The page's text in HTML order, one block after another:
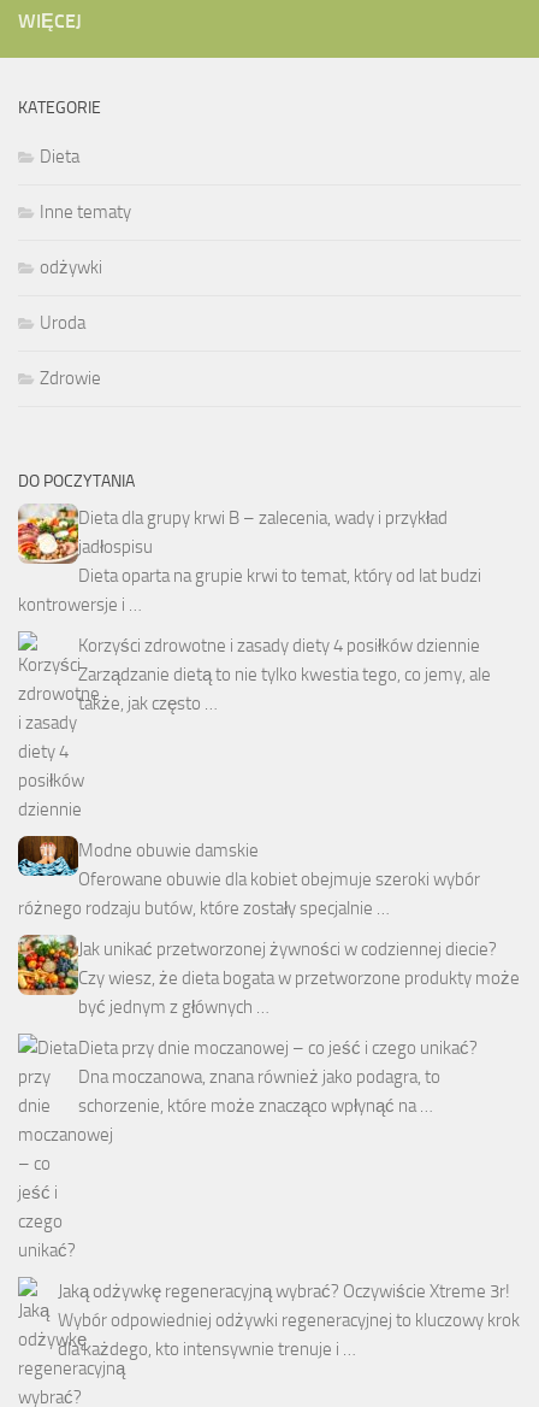
WIĘCEJ
KATEGORIE
Dieta
Inne tematy
odżywki
Uroda
Zdrowie
DO POCZYTANIA
Dieta dla grupy krwi B – zalecenia, wady i przykład
jadłospisu
Dieta oparta na grupie krwi to temat, który od lat budzi
kontrowersje i …
Korzyści zdrowotne i zasady diety 4 posiłków dziennie
Zarządzanie dietą to nie tylko kwestia tego, co jemy, ale
także, jak często …
Modne obuwie damskie
Oferowane obuwie dla kobiet obejmuje szeroki wybór
różnego rodzaju butów, które zostały specjalnie …
Jak unikać przetworzonej żywności w codziennej diecie?
Czy wiesz, że dieta bogata w przetworzone produkty może
być jednym z głównych …
Dieta przy dnie moczanowej – co jeść i czego unikać?
Dna moczanowa, znana również jako podagra, to
schorzenie, które może znacząco wpłynąć na …
Jaką odżywkę regeneracyjną wybrać? Oczywiście Xtreme 3r!
Wybór odpowiedniej odżywki regeneracyjnej to kluczowy krok
dla każdego, kto intensywnie trenuje i …